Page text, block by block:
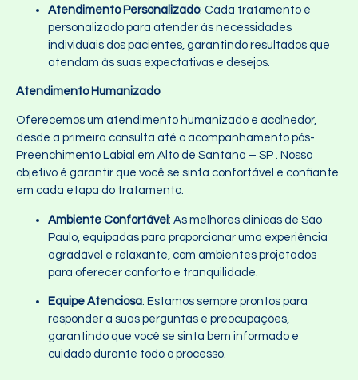
Atendimento Personalizado: Cada tratamento é
personalizado para atender às necessidades
individuais dos pacientes, garantindo resultados que
atendam às suas expectativas e desejos.
Atendimento Humanizado
Oferecemos um atendimento humanizado e acolhedor,
desde a primeira consulta até o acompanhamento pós-
Preenchimento Labial em Alto de Santana – SP . Nosso
objetivo é garantir que você se sinta confortável e confiante
em cada etapa do tratamento.
Ambiente Confortável : As melhores clinicas de São
Paulo, equipadas para proporcionar uma experiência
agradável e relaxante, com ambientes projetados
para oferecer conforto e tranquilidade.
Equipe Atenciosa: Estamos sempre prontos para
responder a suas perguntas e preocupações,
garantindo que você se sinta bem informado e
cuidado durante todo o processo.